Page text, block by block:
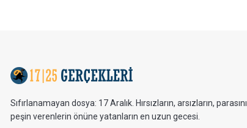
Sıfırlanamayan dosya: 17 Aralık. Hırsızların, arsızların, parasını
peşin verenlerin önüne yatanların en uzun gecesi.